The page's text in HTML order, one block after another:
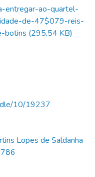
entregar-ao-quartel-
de-47$079-reis-
botins (295,54 KB)
10/19237
Lopes de Saldanha